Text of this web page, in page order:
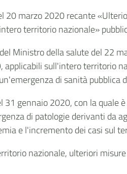
20 marzo 2020 recante
territorio nazionale»
Ministro della salute del 22
applicabili sull'intero territorio
di sanità pubblica
31 gennaio 2020, con la
di patologie derivanti da
e l'incremento dei casi sul
nazionale, ulteriori